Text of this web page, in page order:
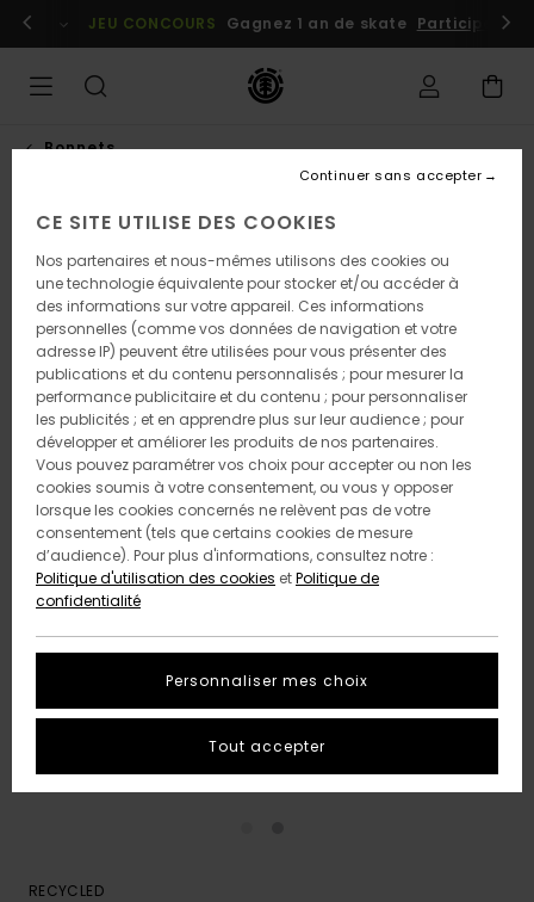
l'information
Se connecter / s'inscrire
JEU CONCOURS Gagnez 1 an de skate Participez
Bonnets
RECYCLED
CE SITE UTILISE DES COOKIES
Nos partenaires et nous-mêmes utilisons des cookies ou
une technologie équivalente pour stocker et/ou accéder à
des informations sur votre appareil. Ces informations
personnelles (comme vos données de navigation et votre
adresse IP) peuvent être utilisées pour vous présenter des
publications et du contenu personnalisés ; pour mesurer la
performance publicitaire et du contenu ; pour personnaliser
les publicités ; et en apprendre plus sur leur audience ; pour
développer et améliorer les produits de nos partenaires.
Vous pouvez paramétrer vos choix pour accepter ou non les
cookies soumis à votre consentement, ou vous y opposer
lorsque les cookies concernés ne relèvent pas de votre
consentement (tels que certains cookies de mesure
d’audience). Pour plus d'informations, consultez notre :
Politique d'utilisation des cookies etPolitique de
confidentialité
Personnaliser mes choix
Continuer sans accepter
Tout accepter